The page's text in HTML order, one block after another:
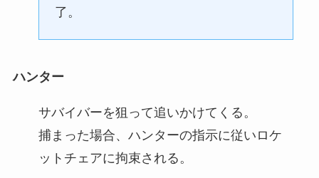
了。
ハンター
サバイバーを狙って追いかけてくる。
捕まった場合、ハンターの指示に従いロケ
ットチェアに拘束される。